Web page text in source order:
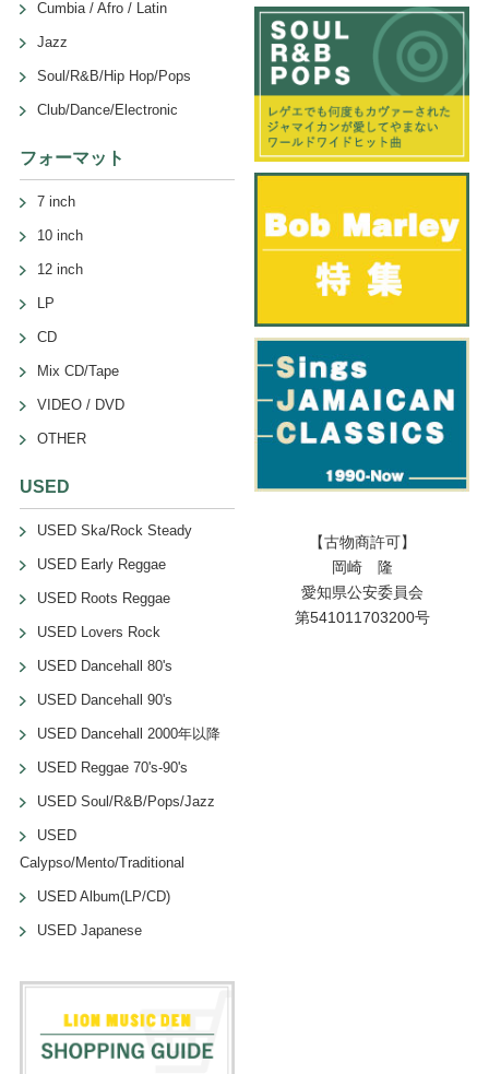
Cumbia / Afro / Latin
Jazz
Soul/R&B/Hip Hop/Pops
Club/Dance/Electronic
フォーマット
7 inch
10 inch
12 inch
LP
CD
Mix CD/Tape
VIDEO / DVD
OTHER
USED
USED Ska/Rock Steady
USED Early Reggae
USED Roots Reggae
USED Lovers Rock
USED Dancehall 80's
USED Dancehall 90's
USED Dancehall 2000年以降
USED Reggae 70's-90's
USED Soul/R&B/Pops/Jazz
USED
Calypso/Mento/Traditional
USED Album(LP/CD)
USED Japanese
【古物商許可】
岡崎 隆
愛知県公安委員会
第541011703200号